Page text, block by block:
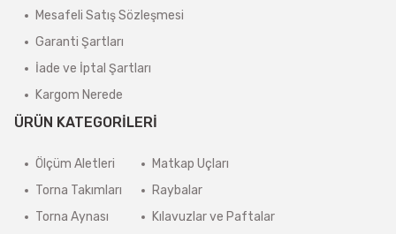
Mesafeli Satış Sözleşmesi
Garanti Şartları
İade ve İptal Şartları
Kargom Nerede
ÜRÜN KATEGORİLERİ
Ölçüm Aletleri
Torna Takımları
Torna Aynası
Matkap Uçları
Raybalar
Kılavuzlar ve Paftalar